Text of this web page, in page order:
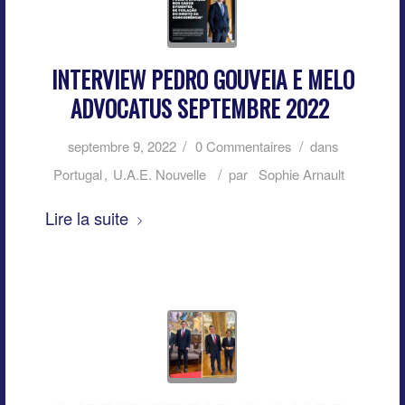
INTERVIEW PEDRO GOUVEIA E MELO
ADVOCATUS SEPTEMBRE 2022
septembre 9, 2022 / 0 Commentaires / dans
Portugal, U.A.E. Nouvelle / par Sophie Arnault
Lire la suite